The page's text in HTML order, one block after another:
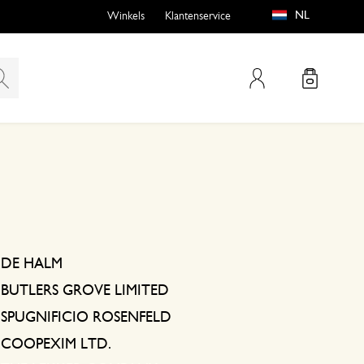
Mijn account
Winkels Klantenservice NL
DE HALM
BUTLERS GROVE LIMITED
SPUGNIFICIO ROSENFELD
COOPEXIM LTD.